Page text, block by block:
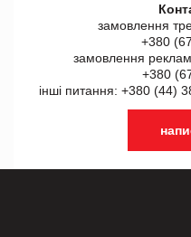
замовлення
+380
замовлення
+380
інші питання: +380 (44)